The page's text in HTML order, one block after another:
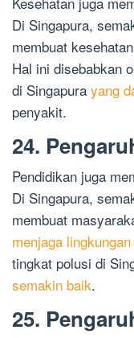
Di Singapura,
membuat
Hal ini disebabkan
di Singapura yang
penyakit.
24.
Pendidikan juga
Di Singapura,
membuat
menjaga lingkungan
tingkat polusi di
semakin baik.
25.